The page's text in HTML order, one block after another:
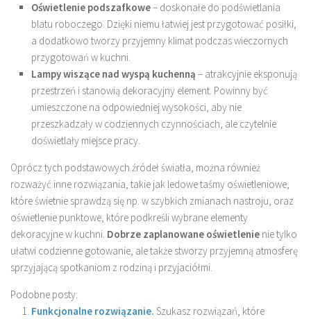
Oświetlenie podszafkowe– doskonałe do podświetlania
blatu roboczego. Dzięki niemu łatwiej jest przygotować posiłki,
a dodatkowo tworzy przyjemny klimat podczas wieczornych
przygotowań w kuchni.
Lampy wiszące nad wyspą kuchenną – atrakcyjnie eksponują
przestrzeń i stanowią dekoracyjny element. Powinny być
umieszczone na odpowiedniej wysokości, aby nie
przeszkadzały w codziennych czynnościach, ale czytelnie
doświetlały miejsce pracy.
Oprócz tych podstawowych źródeł światła, można również
rozważyć inne rozwiązania, takie jak ledowe taśmy oświetleniowe,
które świetnie sprawdzą się np. w szybkich zmianach nastroju, oraz
oświetlenie punktowe, które podkreśli wybrane elementy
dekoracyjne w kuchni. Dobrze zaplanowane oświetlenie nie tylko
ułatwi codzienne gotowanie, ale także stworzy przyjemną atmosferę
sprzyjającą spotkaniom z rodziną i przyjaciółmi.
Podobne posty:
Funkcjonalne rozwiązanie. Szukasz rozwiązań, które